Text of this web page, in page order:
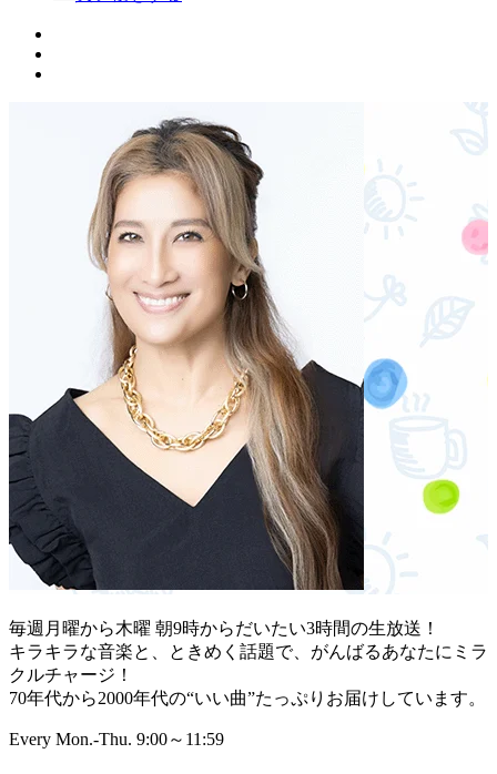
毎週月曜から木曜 朝9時からだいたい3時間の生放送！
キラキラな音楽と、ときめく話題で、がんばるあなたにミラ
クルチャージ！
70年代から2000年代の“いい曲”たっぷりお届けしています。
Every Mon.-Thu. 9:00～11:59